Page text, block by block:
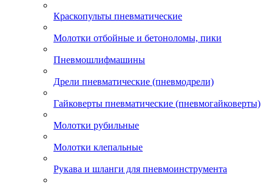
Краскопульты пневматические
Молотки отбойные и бетоноломы, пики
Пневмошлифмашины
Дрели пневматические (пневмодрели)
Гайковерты пневматические (пневмогайковерты)
Молотки рубильные
Молотки клепальные
Рукава и шланги для пневмоинструмента